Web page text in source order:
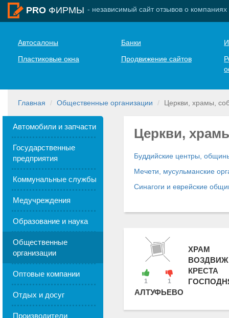
PRO ФИРМЫ - независимый сайт отзывов о компаниях
Автосалоны Банки
Пластиковые окна
Продвижение сайтов
Главная Общественные организации Церкви, храмы,
Автомобили и запчасти
Государственные
предприятия
Коммунальные службы
Медучреждения
Образование и наука
Общественные
организации
Оптовые компании
Отдых и досуг
Производители
Церкви,
Буддийские центры,
Мечети, мусульманские
Синагоги и еврейские
1 1
ХРАМ
КРЕСТА
АЛТУФЬЕВО